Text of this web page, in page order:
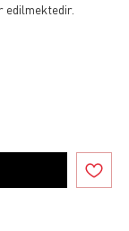
edilmektedir.